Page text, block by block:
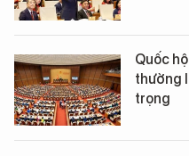
Quốc
thường
trọng